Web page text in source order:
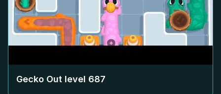
Gecko Out level 687